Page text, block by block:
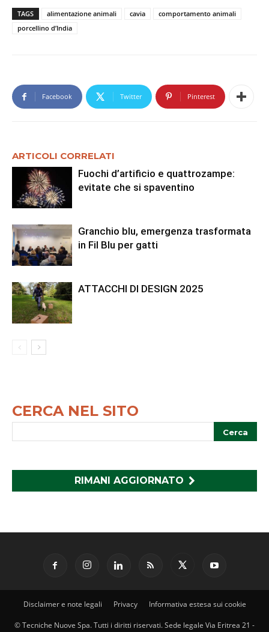
TAGS alimentazione animali cavia
comportamento animali
porcellino d’India
Facebook Twitter Pinterest
ARTICOLI CORRELATI
Fuochi d’artificio e quattrozampe:
evitate che si spaventino
Granchio blu, emergenza trasformata
in Fil Blu per gatti
ATTACCHI DI DESIGN 2025
CERCA NEL SITO
RIMANI AGGIORNATO
Disclaimer e note legali Privacy Informativa estesa sui cookie
© Tecniche Nuove Spa. Tutti i diritti riservati. Sede legale Via Eritrea 21 -